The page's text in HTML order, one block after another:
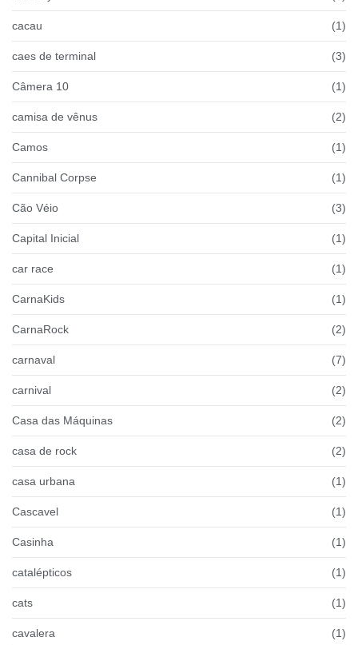
cacau (1)
caes de terminal (3)
Câmera 10 (1)
camisa de vênus (2)
Camos (1)
Cannibal Corpse (1)
Cão Véio (3)
Capital Inicial (1)
car race (1)
CarnaKids (1)
CarnaRock (2)
carnaval (7)
carnival (2)
Casa das Máquinas (2)
casa de rock (2)
casa urbana (1)
Cascavel (1)
Casinha (1)
catalépticos (1)
cats (1)
cavalera (1)